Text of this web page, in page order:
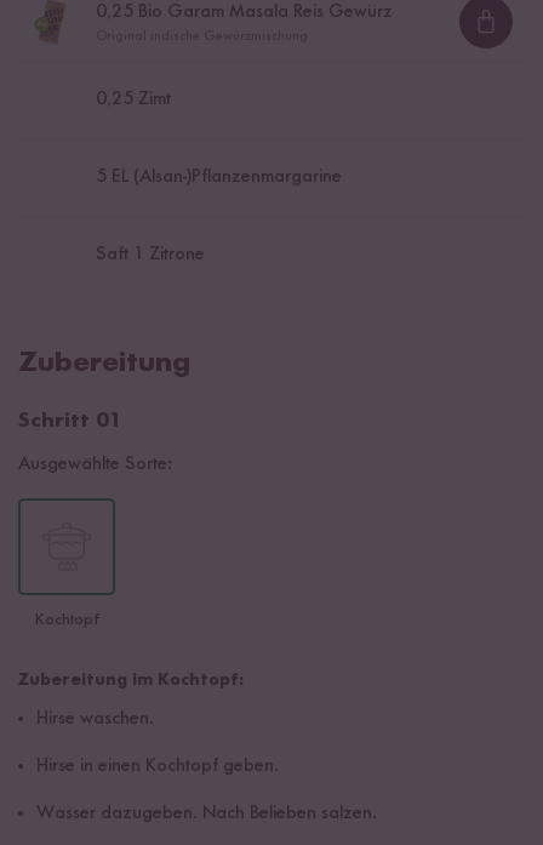
0,25 Bio Garam Masala Reis Gewürz
0,25 Zimt
5 EL (Alsan-)Pflanzenmargarine
Saft 1 Zitrone
Zubereitung
Schritt 01
Ausgewählte Sorte:
Kochtopf
Zubereitung im Kochtopf:
Hirse waschen.
Hirse in einen Kochtopf geben.
Wasser dazugeben. Nach Belieben salzen.